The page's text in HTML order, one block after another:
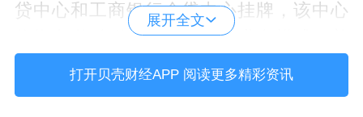
贷中心和工商银行个贷中心挂牌，该中心
将推出“资金监管+带押过户”业务模式，着
手解决二手房交易的成本和效率问题，目
前跨行“带押过户”线上业务已经开展，且有
展开全文
打开贝壳财经APP 阅读更多精彩资讯